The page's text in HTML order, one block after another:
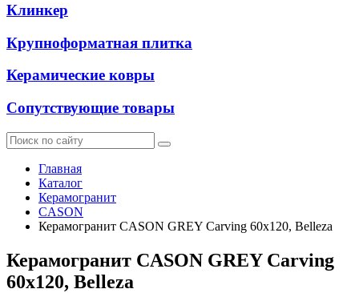
Клинкер
Крупноформатная плитка
Керамические ковры
Сопутствующие товары
Главная
Каталог
Керамогранит
CASON
Керамогранит CASON GREY Carving 60х120, Belleza
Керамогранит CASON GREY Carving
60х120, Belleza